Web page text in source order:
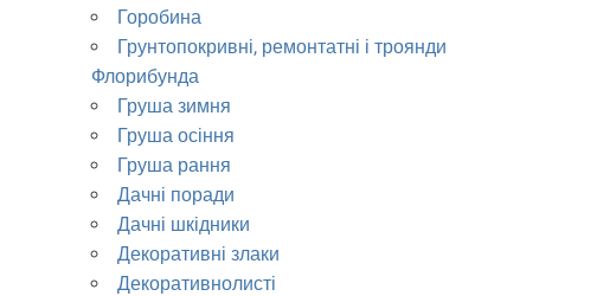
Горобина
Грунтопокривні, ремонтатні і троянди
Флорибунда
Груша зимня
Груша осіння
Груша рання
Дачні поради
Дачні шкідники
Декоративні злаки
Декоративнолисті